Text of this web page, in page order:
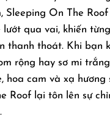
Sleeping On The
lướt qua vai, khiến
thanh thoát. Khi bạn
rộng hay sơ mi
hoa cam và xạ hương
Roof lại tôn lên sự